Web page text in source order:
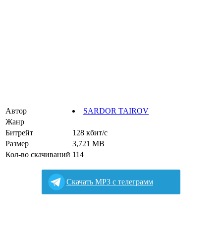
Автор
SARDOR TAIROV
Жанр
Битрейт
128 кбит/с
Размер
3,721 MB
Кол-во скачиваний 114
Cкачать MP3 с телеграмм